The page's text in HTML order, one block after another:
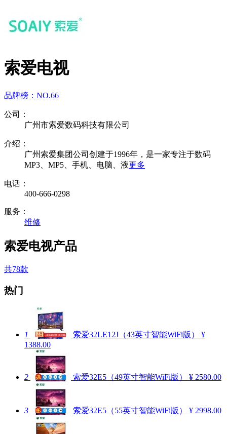
索爱电视
品牌榜： NO.66
公司：
广州市索爱数码科技有限公司
介绍：
广州索爱集团公司创建于1996年，是一家专注于数码
MP3、MP5、手机、电脑、液更多
电话：
400-666-0298
服务：
维修
索爱电视产品
共78款
热门
1 索爱32LE12J（43英寸智能WiFi版）
¥
1388.00
2 索爱32E5（49英寸智能WiFi版） ¥ 2580.00
3 索爱32E5（55英寸智能WiFi版） ¥ 2998.00